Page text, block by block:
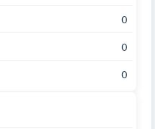
0
0
0